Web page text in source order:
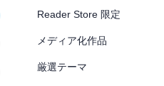
Reader Store 限定
メディア化作品
厳選テーマ